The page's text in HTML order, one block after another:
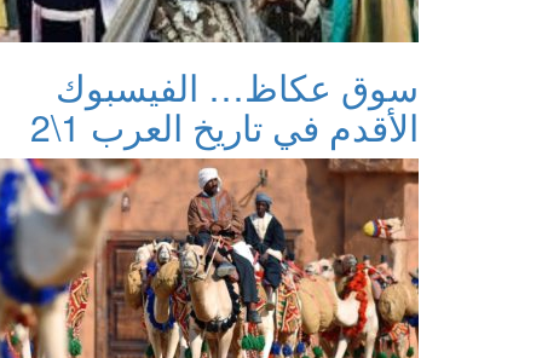
سوق عكاظ… الفيسبوك
الأقدم في تاريخ العرب 1\2